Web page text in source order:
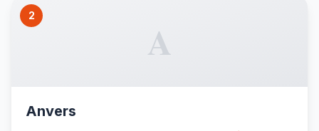
2
A
Anvers